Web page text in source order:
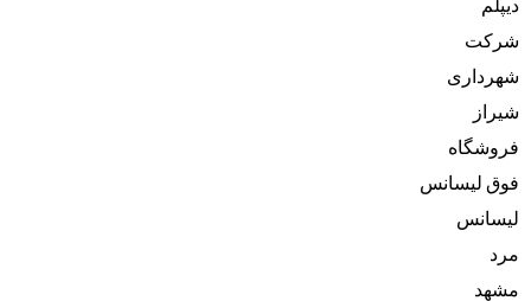
شرکت
شهرداری
شیراز
فروشگاه
فوق لیسانس
لیسانس
مرد
مشهد